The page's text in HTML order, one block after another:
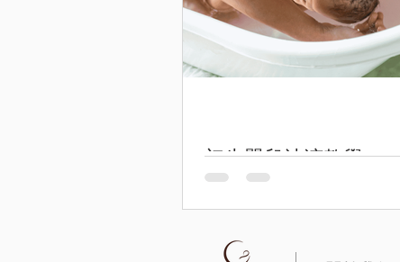
初生嬰兒沖涼教學：
時間、次數與安全步驟